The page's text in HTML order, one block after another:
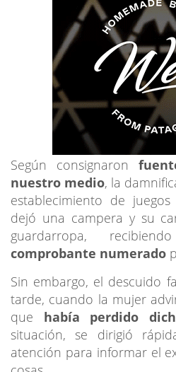
Según consignaron
nuestro medio, la
establecimiento de
dejó una campera y su
guardarropa,
comprobante numerado
Sin embargo, el descuido
tarde, cuando la mujer
que había perdido
situación, se dirigió
atención para informar el